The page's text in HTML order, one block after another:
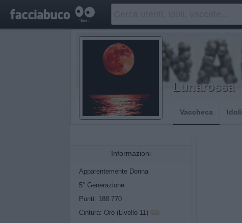
Lunarossa
Vaccheca Idoli
Informazioni
Apparentemente Donna
5° Generazione
Punti: 188.770
Cintura: Oro (Livello 11)